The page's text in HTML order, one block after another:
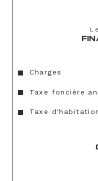
Charges
Taxe foncière
Taxe